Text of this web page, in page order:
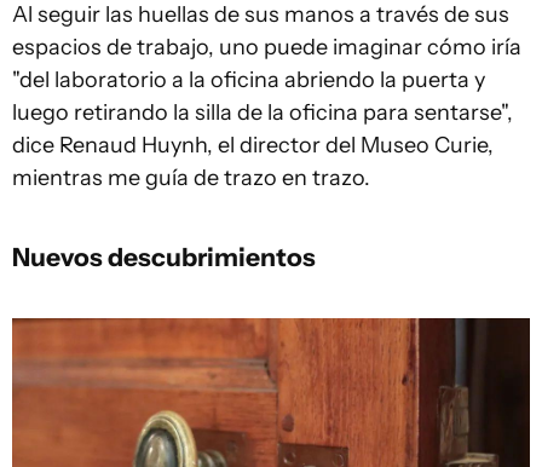
Al seguir las huellas de sus manos a través de sus
espacios de trabajo, uno puede imaginar cómo iría
"del laboratorio a la oficina abriendo la puerta y
luego retirando la silla de la oficina para sentarse",
dice Renaud Huynh, el director del Museo Curie,
mientras me guía de trazo en trazo.
Nuevos descubrimientos